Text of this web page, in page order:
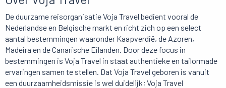
De duurzame reisorganisatie Voja Travel bedient vooral de
Nederlandse en Belgische markt en richt zich op een select
aantal bestemmingen waaronder Kaapverdië, de Azoren,
Madeira en de Canarische Eilanden. Door deze focus in
bestemmingen is Voja Travel in staat authentieke en tailormade
ervaringen samen te stellen. Dat Voja Travel geboren is vanuit
een duurzaamheidsmissie is wel duidelijk; Voja Travel